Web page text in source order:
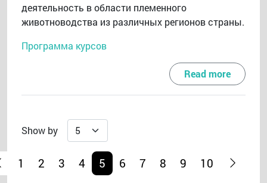
деятельность в области племенного
животноводства из различных регионов страны.
Программа курсов
Read more
Show by
1 2 3 4 5 6 7 8 9 10